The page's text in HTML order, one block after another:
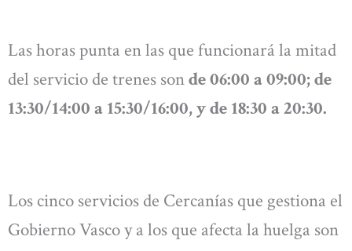
Las horas punta en las que funcionará la mitad
del servicio de trenes sonde 06:00 a 09:00; de
13:30/14:00 a 15:30/16:00, y de 18:30 a 20:30.
Los cinco servicios de Cercanías que gestiona el
Gobierno Vasco y a los que afecta la huelga son